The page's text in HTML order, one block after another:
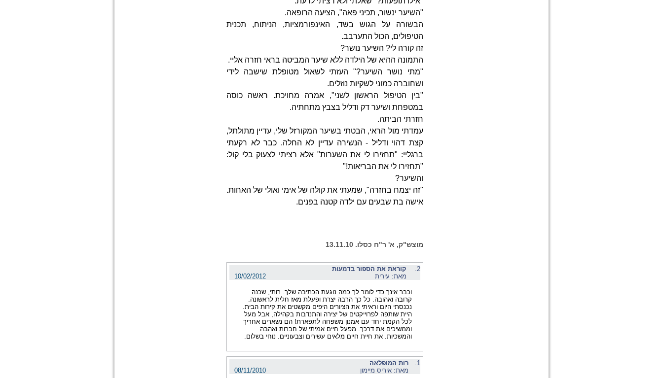
"השיער ינשור, תכיני פאה", הציעה הרופאה.
הבשורה על הגוש בשד, האינפורמציות, הניתוח, תכנית
הטיפולים, הכול התערבב.
זה קורה לי? השיער נושר?
התמונה ההיא של הילדה ללא שיער המביטה בראי חזרה אליי.
"מתי נושר השיער?" העזתי לשאול מטופלת שישבה לידי
ושחוברה כמוני לשקיות נוזלים.
"בין הטיפול הראשון לשני", אמרה מחויכת. ראשה כוסה
במטפחת ושיער דק ודליל בצבץ מתחתיה.
חזרתי הביתה.
עמדתי מול הראי, הבטתי בשיער המקורזל שלי, עדיין מתולתל,
קצת דהוי ודליל - הנשירה עדיין לא החלה. כבר לא רקעתי
ברגליי: "תחזירו לי את השערות" אלא רציתי לצעוק בלי קול:
"תחזירו לי את הבריאות!"
והשיער?
"זה יצמח בחזרה", שמעתי את קולה של אימי ואולי של האחות.
אישה בת שבעים עם ילדה קטנה בפנים.
מוצש"ק, א' ר"ח כסלו. 13.11.10
2.
קוראת את הספור בדמעות
מאת: עירית
10/02/2012
וכבר אינך כדי לומר לך כמה נוגעת הכתיבה שלך. רותי, שכנה
קרובה ואהובה. כל כך הרבה יצרת ופעלת מאז חלית לראשונה.
נכנסתי היום וראיתי את הציורים היפים מקשטים את קירות הבית.
היית שותפה לפרוייקטים של יצירה והתנדבות בקהילה, אבל מעל
לכל הקמת יחד עם אמנון משפחה לתפארת! הם נשארים אחריך
וממשיכים את דרכך. מפעל חיים אמיתי של חברות ואהבה
והמשכיות. את חיית חיים מלאים עשירים וצבעוניים. נוחי בשלום.
1.
רות המופלאה
מאת: איריס מיימון
08/11/2010